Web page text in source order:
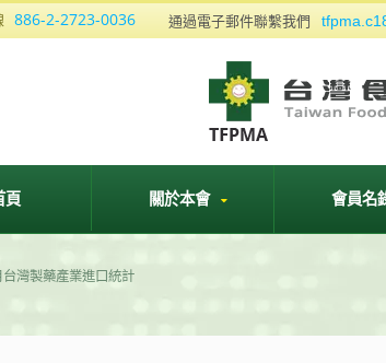
886-2-2723-0036 通過電子郵件聯繫我們
頁 關於本會 會員名
灣製藥產業進口統計